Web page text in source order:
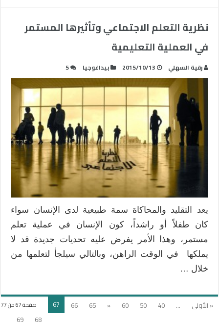
نظرية التعلم الاجتماعي وتأثيرها المستمر
في العملية التعليمية
رقية السهلي 2015/10/13 بيداغوجيا 5
يعد التقليد والمحاكاة سمة طبيعية لدى الإنسان سواء
كان طفلاً أو راشداً، كون الإنسان في عملية تعلم
مستمر، وهذا الأمر يفرض عليه تحديات جديدة قد لا
يملكها في الوقت الراهن، وبالتالي سيلجأ لتعلمها من
خلال …
صفحة 67 من 77 « الأولى ...
40
50
60
«
65
66
67
68
69